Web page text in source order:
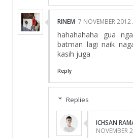
RINEM 7 NOVEMBER
hahahahaha gua
batman lagi naik
kasih juga
Reply
Replies
ICHSAN
NOVEMBER